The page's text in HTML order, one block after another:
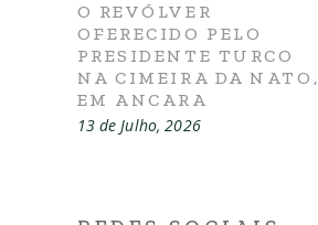
O REVÓLVER
OFERECIDO PELO
PRESIDENTE TURCO
NA CIMEIRA DA NATO,
EM ANCARA
13 de Julho, 2026